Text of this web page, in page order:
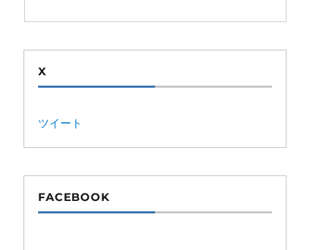
X
ツイート
FACEBOOK